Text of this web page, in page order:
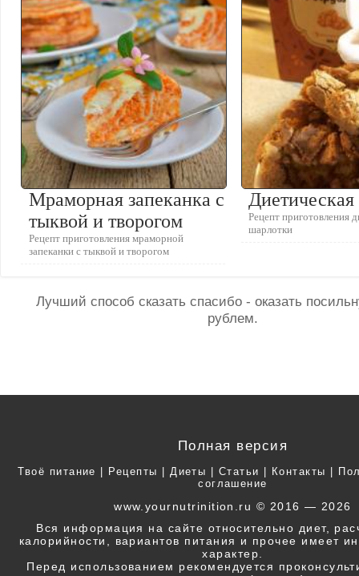
Мраморная запеканка с
тыквой и творогом
Рецепт приготовления мраморной
запеканки с тыквой и творогом
Рецепт приготовления
шарлотки
Лучший способ сказать спасибо - оказать
рублем.
Полная версия
Твоё питание | Рецепты | Диеты | Статьи | Контакты |
соглашение
www.yournutrinition.ru © 2016 — 2026
Вся информация на сайте относительно диет,
калорийности, вариантов питания и прочее имеет
характер.
Перед использованием рекомендуется